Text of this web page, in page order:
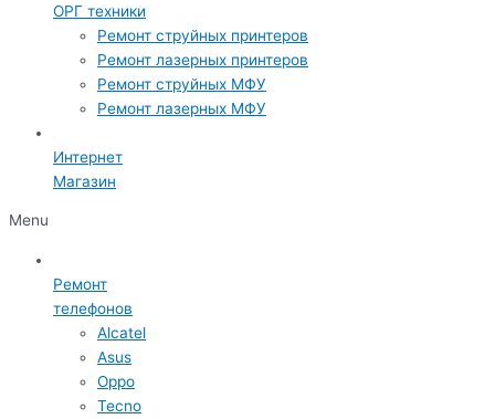
ОРГ техники
Ремонт струйных принтеров
Ремонт лазерных принтеров
Ремонт струйных МФУ
Ремонт лазерных МФУ
Интернет
Магазин
Menu
Ремонт
телефонов
Alcatel
Asus
Oppo
Tecno